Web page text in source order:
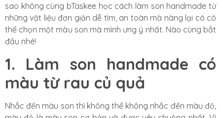
sao không cùng bTaskee học cách làm son handmade từ
những vật liệu đơn giản dễ tìm, an toàn mà nàng lại có có
thể chọn một màu son mà mình ưng ý nhất. Nào cùng bắt
đầu nhé!
1. Làm son handmade có
màu từ rau củ quả
Nhắc đến màu son thì không thể không nhắc đến màu đỏ,